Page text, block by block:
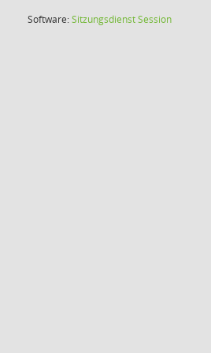
Software:SitzungsdienstSession(Wird in